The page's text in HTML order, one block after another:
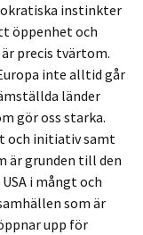
instinkter
öppenhet och
precis tvärtom.
inte alltid går
länder
gör oss starka.
och initiativ samt
är grunden till den
i mångt och
som är
upp för